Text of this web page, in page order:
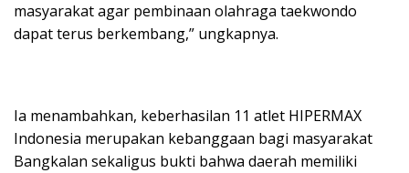
masyarakat agar pembinaan olahraga taekwondo
dapat terus berkembang,” ungkapnya.
Ia menambahkan, keberhasilan 11 atlet HIPERMAX
Indonesia merupakan kebanggaan bagi masyarakat
Bangkalan sekaligus bukti bahwa daerah memiliki